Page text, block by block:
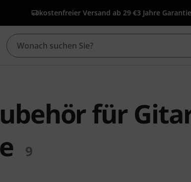
kostenfreier Versand ab 29 €3 Jahre Garantie
für
9